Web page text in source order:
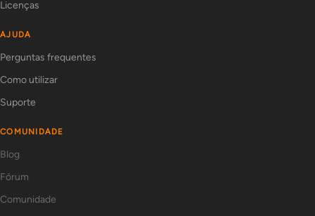
Licenças
AJUDA
Perguntas frequentes
Como utilizar
Suporte
COMUNIDADE
Blog
Fórum
Comunidade